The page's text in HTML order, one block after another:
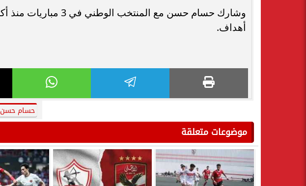
أهداف.
حسام حسن
موضوعات متعلقة